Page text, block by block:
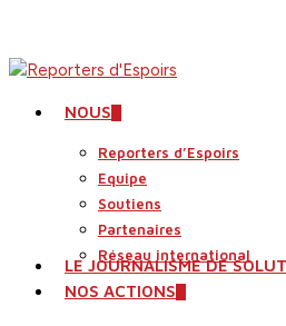
main
search
Menu NOUS
Reporters d’Espoirs
Equipe
Soutiens
Partenaires
Réseau international
LE JOURNALISME DE
NOS ACTIONS